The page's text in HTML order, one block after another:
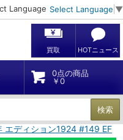
Language Select Language ▼
買取 HOTニュース
0点の商品
￥0
検索
エディション1924 #149 EF